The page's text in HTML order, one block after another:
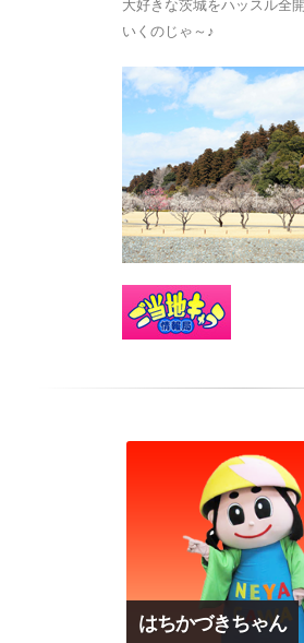
大好きな茨城をハッスル全
いくのじゃ～♪
はちかづきちゃん